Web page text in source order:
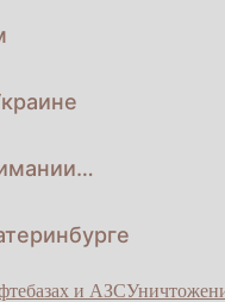
и АЗС